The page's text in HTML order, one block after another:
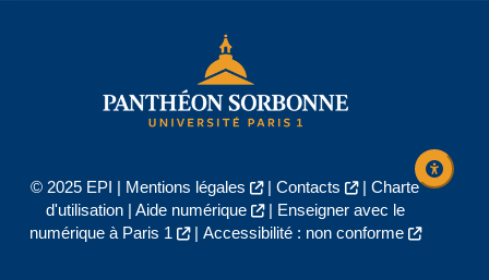
© 2025 EPI | Mentions légales | Contacts | Charte
d'utilisation| Aide numérique |
Enseigner avec le
numérique à Paris 1
| Accessibilité : non conforme